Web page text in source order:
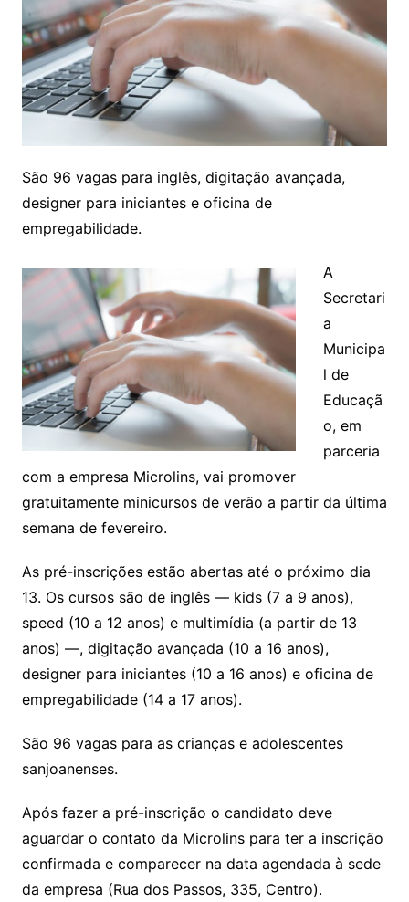
São 96 vagas para inglês, digitação avançada,
designer para iniciantes e oficina de
empregabilidade.
A
Secretari
a
Municipa
l de
Educaçã
o, em
parceria
com a empresa Microlins, vai promover
gratuitamente minicursos de verão a partir da última
semana de fevereiro.
As pré-inscrições estão abertas até o próximo dia
13. Os cursos são de inglês — kids (7 a 9 anos),
speed (10 a 12 anos) e multimídia (a partir de 13
anos) —, digitação avançada (10 a 16 anos),
designer para iniciantes (10 a 16 anos) e oficina de
empregabilidade (14 a 17 anos).
São 96 vagas para as crianças e adolescentes
sanjoanenses.
Após fazer a pré-inscrição o candidato deve
aguardar o contato da Microlins para ter a inscrição
confirmada e comparecer na data agendada à sede
da empresa (Rua dos Passos, 335, Centro).